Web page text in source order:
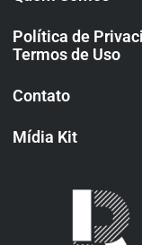
Política de
Termos de Uso
Contato
Mídia Kit